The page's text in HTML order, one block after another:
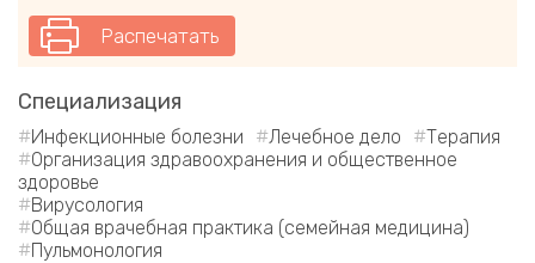
Распечатать
Специализация
Инфекционные болезни Лечебное дело
Терапия
Организация здравоохранения и общественное
здоровье
Вирусология
Общая врачебная практика (семейная медицина)
Пульмонология